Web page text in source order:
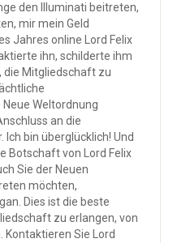
den Illuminati beitreten,
mir mein Geld
Jahres online Lord Felix
ihn, schilderte ihm
die Mitgliedschaft zu
Weltordnung
an die
Ich bin überglücklich! Und
Botschaft von Lord Felix
Sie der Neuen
möchten,
Dies ist die beste
zu erlangen, von
Sie Lord